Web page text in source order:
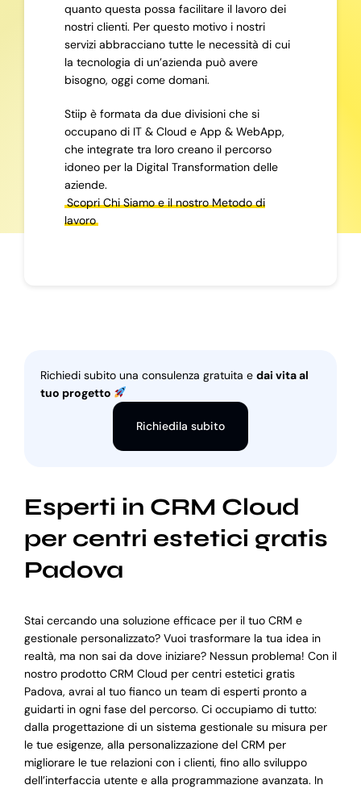
quanto questa possa facilitare il lavoro dei
nostri clienti. Per questo motivo i nostri
servizi abbracciano tutte le necessità di cui
la tecnologia di un’azienda può avere
bisogno, oggi come domani.
Stiip è formata da due divisioni che si
occupano di IT & Cloud e App & WebApp,
che integrate tra loro creano il percorso
idoneo per la Digital Transformation delle
aziende.
Scopri Chi Siamo e il nostro Metodo di
lavoro
Richiedi subito una consulenza gratuita e dai vita al
tuo progetto
Richiedila subito
Esperti in CRM Cloud
per centri estetici gratis
Padova
Stai cercando una soluzione efficace per il tuo CRM e
gestionale personalizzato? Vuoi trasformare la tua idea in
realtà, ma non sai da dove iniziare? Nessun problema! Con il
nostro prodotto CRM Cloud per centri estetici gratis
Padova, avrai al tuo fianco un team di esperti pronto a
guidarti in ogni fase del percorso. Ci occupiamo di tutto:
dalla progettazione di un sistema gestionale su misura per
le tue esigenze, alla personalizzazione del CRM per
migliorare le tue relazioni con i clienti, fino allo sviluppo
dell’interfaccia utente e alla programmazione avanzata. In